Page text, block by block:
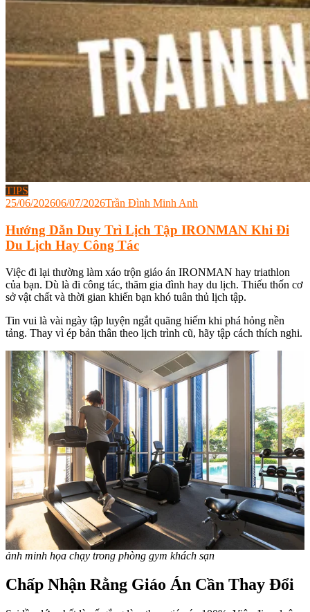
TIPS
25/06/202606/07/2026Trần Đình Minh Anh
Hướng Dẫn Duy Trì Lịch Tập IRONMAN Khi Đi
Du Lịch Hay Công Tác
Việc đi lại thường làm xáo trộn giáo án IRONMAN hay triathlon
của bạn. Dù là đi công tác, thăm gia đình hay du lịch. Thiếu thốn cơ
sở vật chất và thời gian khiến bạn khó tuân thủ lịch tập.
Tin vui là vài ngày tập luyện ngắt quãng hiếm khi phá hỏng nền
tảng. Thay vì ép bản thân theo lịch trình cũ, hãy tập cách thích nghi.
ảnh minh họa chạy trong phòng gym khách sạn
Chấp Nhận Rằng Giáo Án Cần Thay Đổi